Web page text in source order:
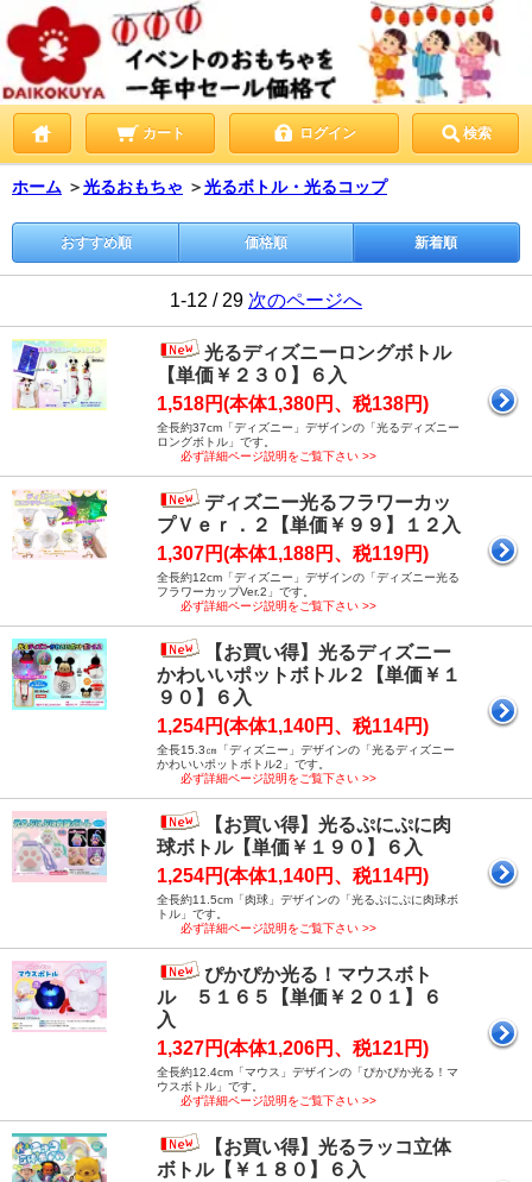
カート ログイン 検索
ホーム ＞光るおもちゃ ＞光るボトル・光るコップ
おすすめ順 価格順 新着順
1-12 / 29 次のページへ
光るディズニーロングボトル
【単価￥２３０】６入
1,518円(本体1,380円、税138円)
全長約37cm「ディズニー」デザインの「光るディズニー
ロングボトル」です。
必ず詳細ページ説明をご覧下さい >>
ディズニー光るフラワーカッ
プＶｅｒ．２【単価￥９９】１２入
1,307円(本体1,188円、税119円)
全長約12cm「ディズニー」デザインの「ディズニー光る
フラワーカップVer.2」です。
必ず詳細ページ説明をご覧下さい >>
【お買い得】光るディズニー
かわいいポットボトル２【単価￥１
９０】６入
1,254円(本体1,140円、税114円)
全長15.3㎝「ディズニー」デザインの「光るディズニー
かわいいポットボトル2」です。
必ず詳細ページ説明をご覧下さい >>
【お買い得】光るぷにぷに肉
球ボトル【単価￥１９０】６入
1,254円(本体1,140円、税114円)
全長約11.5cm「肉球」デザインの「光るぷにぷに肉球ボ
トル」です。
必ず詳細ページ説明をご覧下さい >>
ぴかぴか光る！マウスボト
ル ５１６５【単価￥２０１】６
入
1,327円(本体1,206円、税121円)
全長約12.4cm「マウス」デザインの「ぴかぴか光る！マ
ウスボトル」です。
必ず詳細ページ説明をご覧下さい >>
【お買い得】光るラッコ立体
ボトル【￥１８０】６入